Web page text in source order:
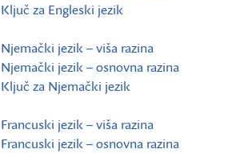
Ključ za Engleski jezik
Njemački jezik – viša razina
Njemački jezik – osnovna razina
Ključ za Njemački jezik
Francuski jezik – viša razina
Francuski jezik – osnovna razina